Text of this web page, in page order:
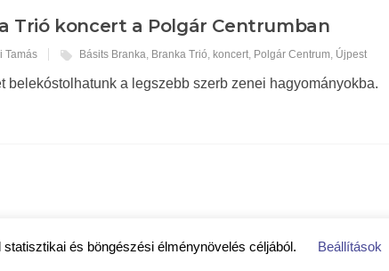
Trió koncert a Polgár Centrumban
Tamás Básits Branka, Branka Trió, koncert, Polgár Centrum, Újpest
belekóstolhatunk a legszebb szerb zenei hagyományokba.
|Közérdekű adatok|Impresszum
és böngészési élménynövelés céljából. Beállítások